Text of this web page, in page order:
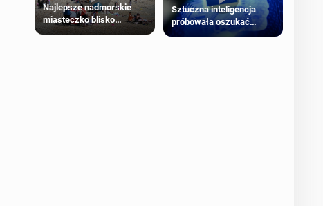
Najlepsze nadmorskie
miasteczko blisko
Sztuczna inteligencja
próbowała oszukać
człowieka